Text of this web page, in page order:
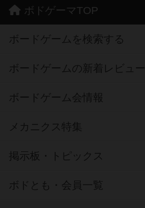
ボドゲーマTOP
ボードゲームを検索する
ボードゲームの新着レビュー
ボードゲーム会情報
メカニクス特集
掲示板・トピックス
ボドとも・会員一覧